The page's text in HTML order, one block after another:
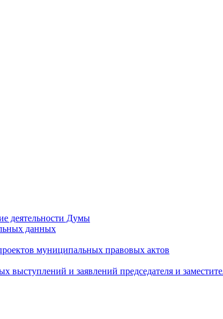
деятельности Думы
данных
муниципальных правовых актов
выступлений и заявлений председателя и